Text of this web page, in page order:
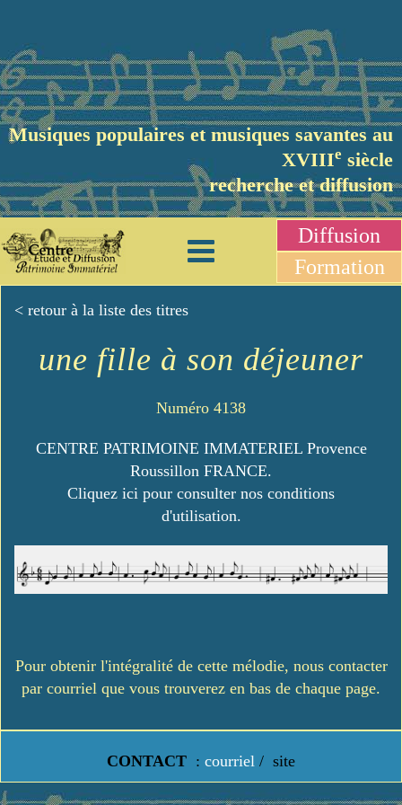
Musiques populaires et musiques savantes au
XVIIIe siècle
recherche et diffusion
Diffusion
Formation
< retour à la liste des titres
une fille à son déjeuner
Numéro 4138
CENTRE PATRIMOINE IMMATERIEL Provence
Roussillon FRANCE.
Cliquez ici pour consulter nos conditions
d'utilisation.
Pour obtenir l'intégralité de cette mélodie, nous contacter
par courriel que vous trouverez en bas de chaque page.
CONTACT : courriel / site
https://www.lavielledanstoussesetats.fr